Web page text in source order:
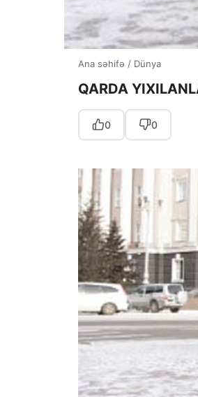
Ana səhifə / Dünya
QARDA
0 0